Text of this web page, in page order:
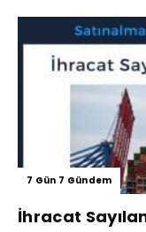
7 Gün 7 Gündem
İhracat